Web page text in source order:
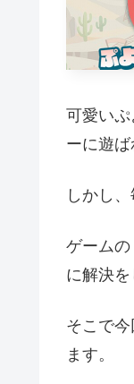
可愛い
ーに遊ば
しかし
ゲーム
に解決を
そこで
ます。